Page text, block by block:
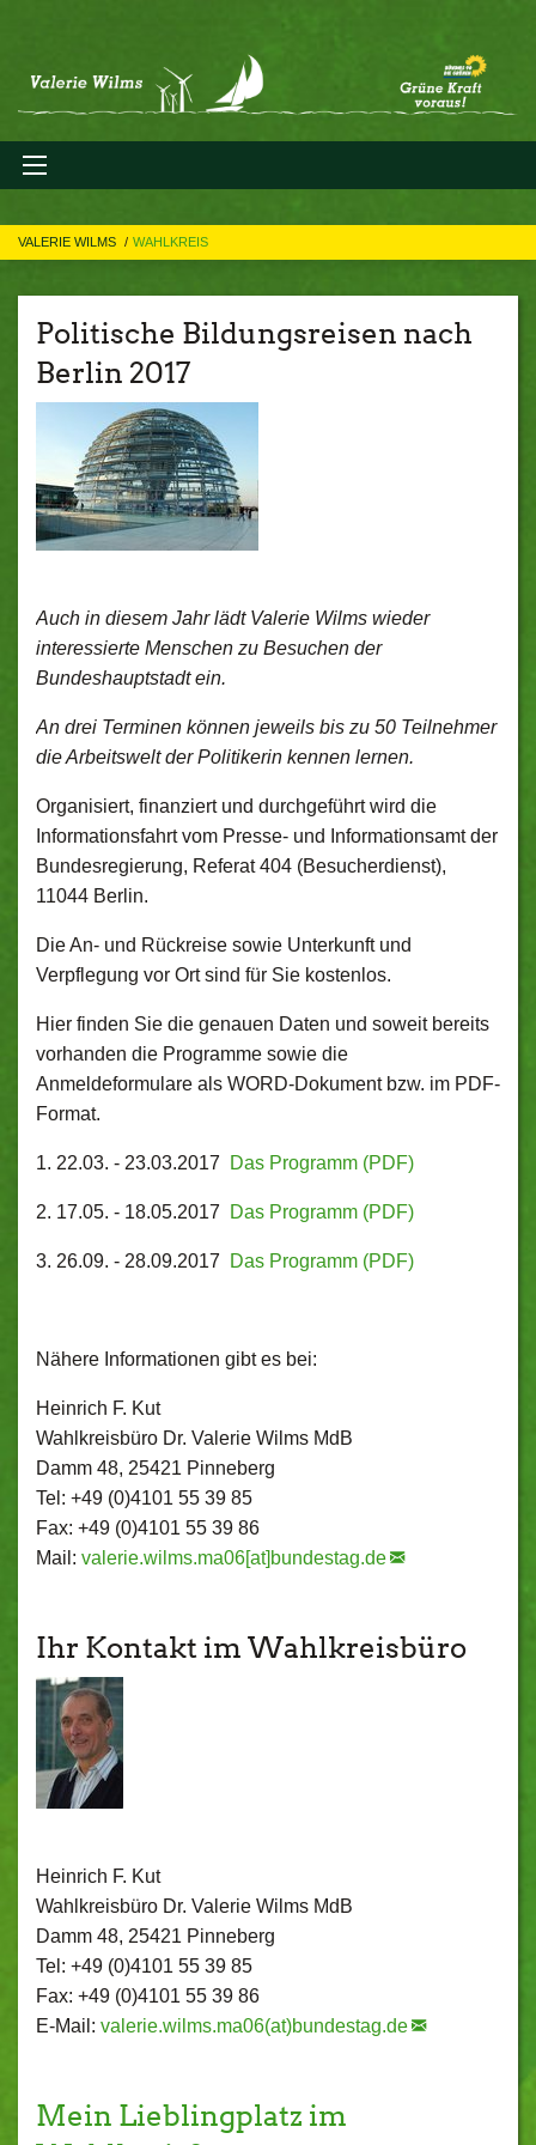
VALERIE WILMS WAHLKREIS
Politische Bildungsreisen nach
Berlin 2017
Auch in diesem Jahr lädt Valerie Wilms wieder
interessierte Menschen zu Besuchen der
Bundeshauptstadt ein.
An drei Terminen können jeweils bis zu 50 Teilnehmer
die Arbeitswelt der Politikerin kennen lernen.
Organisiert, finanziert und durchgeführt wird die
Informationsfahrt vom Presse- und Informationsamt der
Bundesregierung, Referat 404 (Besucherdienst),
11044 Berlin.
Die An- und Rückreise sowie Unterkunft und
Verpflegung vor Ort sind für Sie kostenlos.
Hier finden Sie die genauen Daten und soweit bereits
vorhanden die Programme sowie die
Anmeldeformulare als WORD-Dokument bzw. im PDF-
Format.
1. 22.03. - 23.03.2017 Das Programm (PDF)
2. 17.05. - 18.05.2017 Das Programm (PDF)
3. 26.09. - 28.09.2017 Das Programm (PDF)
Nähere Informationen gibt es bei:
Heinrich F. Kut
Wahlkreisbüro Dr. Valerie Wilms MdB
Damm 48, 25421 Pinneberg
Tel: +49 (0)4101 55 39 85
Fax: +49 (0)4101 55 39 86
Mail: valerie.wilms.ma06[at]bundestag.de
Ihr Kontakt im Wahlkreisbüro
Heinrich F. Kut
Wahlkreisbüro Dr. Valerie Wilms MdB
Damm 48, 25421 Pinneberg
Tel: +49 (0)4101 55 39 85
Fax: +49 (0)4101 55 39 86
E-Mail: valerie.wilms.ma06(at)bundestag.de
Mein Lieblingplatz im